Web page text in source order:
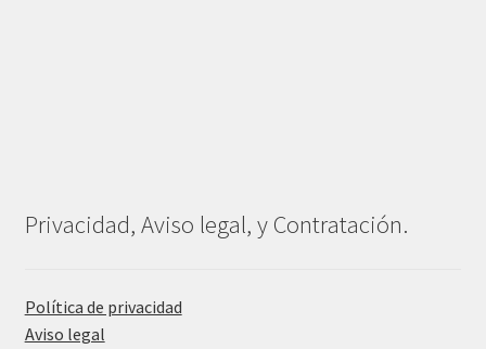
Privacidad, Aviso legal, y Contratación.
Política de privacidad
Aviso legal